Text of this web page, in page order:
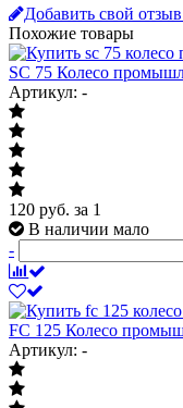
Добавить свой
Похожие товары
SC 75 Колесо
Артикул: -
120 руб. за 1
В наличии мало
-
FC 125 Колесо
Артикул: -